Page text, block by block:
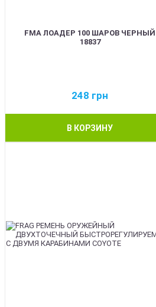
FMA ЛОАДЕР 100 ШАРОВ ЧЕРНЫЙ
18837
248 грн
В КОРЗИНУ